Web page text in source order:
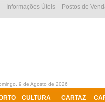
CULTURA CARTAZ
Postos de
Informações Úteis
9 de Agosto de 2026